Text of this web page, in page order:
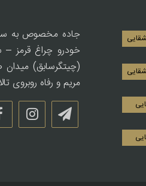
جاده مخصوص به
خودرو چراغ قرمز
(چیتگرسابق)
مریم و رفاه روبروی